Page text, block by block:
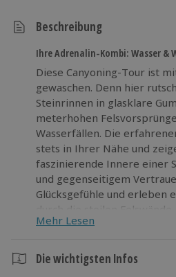
Beschreibung
Ihre Adrenalin-Kombi: Wasser &
Diese Canyoning-Tour ist
gewaschen. Denn hier
Steinrinnen in glasklare
meterhohen
Wasserfällen. Die
stets in Ihrer Nähe und
faszinierende Innere einer
und gegenseitigem
Glücksgefühle und erleben
durch die steilen
geheimen Plätze der Kluft
Springen Sie ins kalte
Mehr Lesen
Die wichtigsten Infos